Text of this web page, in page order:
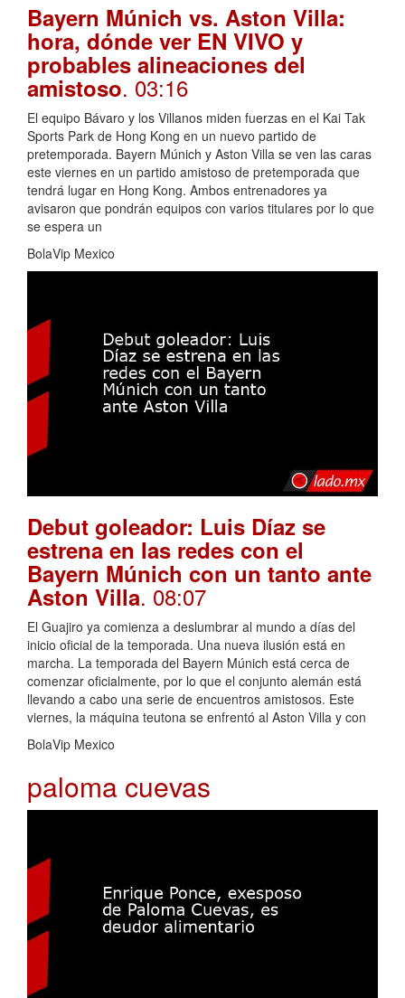
Bayern Múnich vs. Aston Villa:
hora, dónde ver EN VIVO y
probables alineaciones del
amistoso. 03:16
El equipo Bávaro y los Villanos miden fuerzas en el Kai Tak
Sports Park de Hong Kong en un nuevo partido de
pretemporada. Bayern Múnich y Aston Villa se ven las caras
este viernes en un partido amistoso de pretemporada que
tendrá lugar en Hong Kong. Ambos entrenadores ya
avisaron que pondrán equipos con varios titulares por lo que
se espera un
BolaVip Mexico
Debut goleador: Luis Díaz se
estrena en las redes con el
Bayern Múnich con un tanto ante
Aston Villa. 08:07
El Guajiro ya comienza a deslumbrar al mundo a días del
inicio oficial de la temporada. Una nueva ilusión está en
marcha. La temporada del Bayern Múnich está cerca de
comenzar oficialmente, por lo que el conjunto alemán está
llevando a cabo una serie de encuentros amistosos. Este
viernes, la máquina teutona se enfrentó al Aston Villa y con
BolaVip Mexico
paloma cuevas